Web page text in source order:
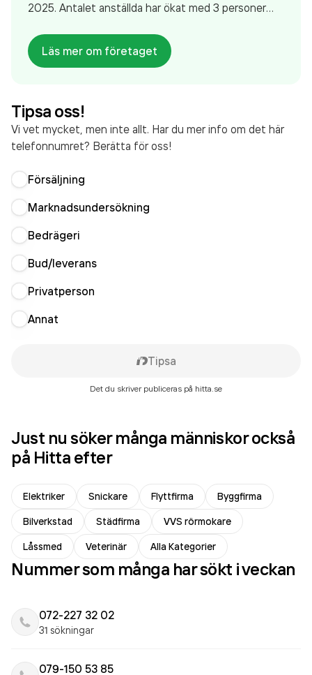
2025. Antalet anställda har ökat med 3 personer
företaget. Bolaget är ett aktiebolag som varit aktivt
sedan 1998. Vvs Montage Sverige AB
Läs mer om företaget
Tipsa oss!
Vi vet mycket, men inte allt. Har du mer info om det här
telefonnumret? Berätta för oss!
Försäljning
Marknadsundersökning
Bedrägeri
Bud/leverans
Privatperson
Annat
Tipsa
Det du skriver publiceras på hitta.se
Just nu söker många människor också
på Hitta efter
Elektriker Snickare Flyttfirma
Byggfirma
Bilverkstad
Städfirma
VVS rörmokare
Låssmed
Veterinär Alla Kategorier
Nummer som många har sökt i veckan
072-227 32 02
31 sökningar
079-150 53 85